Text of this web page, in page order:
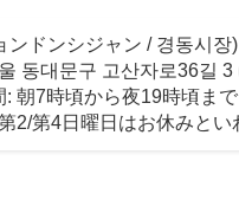
ンドンシジャン / 경동시장)
동대문구 고산자로36길
: 朝7時頃から夜19時頃ま
2/第4日曜日はお休みと